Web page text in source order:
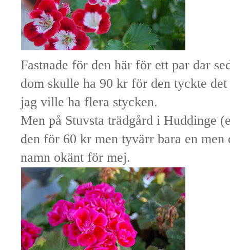
Fastnade för den här för ett par dar
dom skulle ha 90 kr för den tyckte
jag ville ha flera stycken.
Men på Stuvsta trädgård i Huddinge
den för 60 kr men tyvärr bara en
namn okänt för mej.